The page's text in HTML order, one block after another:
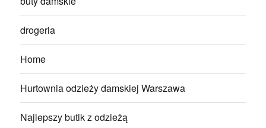
drogeria
Home
Hurtownia odzieży damskiej Warszawa
Najlepszy butik z odzieżą